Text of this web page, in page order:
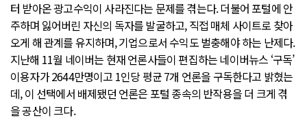
터 받아온 광고수익이 사라진다는 문제를 겪는다. 더불어 포털에 안
주하며 잃어버린 자신의 독자를 발굴하고, 직접 매체 사이트로 찾아
오게 해 관계를 유지하며, 기업으로서 수익도 벌충해야 하는 난제다.
지난해 11월 네이버는 현재 언론사들이 편집하는 네이버뉴스 ‘구독’
이용자가 2644만명이고 1인당 평균 7개 언론을 구독한다고 밝혔는
데, 이 선택에서 배제됐던 언론은 포털 종속의 반작용을 더 크게 겪
을 공산이 크다.